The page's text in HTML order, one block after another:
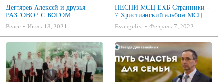
Дегтярев Алексей и друзья
РАЗГОВОР С БОГОМ
Христианские песни МСЦ ЕХБ
2021 (7я)
Peace Июль 13, 2021
ПЕСНИ МСЦ ЕХБ Странники -
7 Христианский альбом МСЦ
ЕХБ
Evangelist Февраль 7, 2022